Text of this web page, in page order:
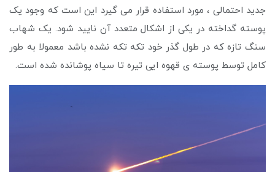
جدید احتمالی ، مورد استفاده قرار می گیرد این است که وجود یک
پوسته گداخته در یکی از اشکال متعدد آن نایید شود. یک شهاب
سنگ تازه که در طول گذر خود تکه تکه نشده باشد معمولا به طور
کامل توسط پوسته ی قهوه ایی تیره تا سیاه پوشانده شده است.